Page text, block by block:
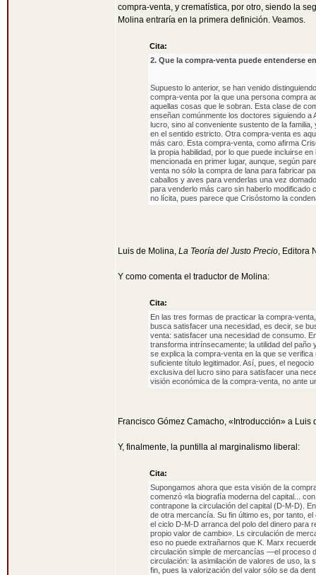
compra-venta, y crematística, por otro, siendo la
Molina entraría en la primera definición. Veamos.
Cita:
2. Que la compra-venta puede entenderse
Supuesto lo anterior, se han venido
compra-venta por la que una persona compra
aquellas cosas que le sobran. Esta clase de
enseñan comúnmente los doctores siguiendo
lucro, sino al conveniente sustento de la
en el sentido estricto. Otra compra-venta es
más caro. Esta compra-venta, como afirma
la propia habilidad, por lo que puede incluirse
mencionada en primer lugar, aunque, según
venta no sólo la compra de lana para fabricar
caballos y aves para venderlas una vez
para venderlo más caro sin haberlo modificado
no lícita, pues parece que Crisóstomo la
Luis de Molina, La Teoría del Justo Precio, Editora
Y como comenta el traductor de Molina:
Cita:
En las tres formas de practicar la compra-
busca satisfacer una necesidad, es decir, se
venta: satisfacer una necesidad de consumo.
transforma intrínsecamente; la utilidad del
se explica la compra-venta en la que se
suficiente título legitimador. Así, pues, el
exclusiva del lucro sino para satisfacer una
visión económica de la compra-venta, no ante
Francisco Gómez Camacho, «Introducción» a Luis
Y, finalmente, la puntilla al marginalismo liberal:
Cita:
Supongamos ahora que esta visión de la
comenzó «la biografía moderna del capital...
contrapone la circulación del capital (D-M-D).
de otra mercancía. Su fin último es, por tanto,
el ciclo D-M-D arranca del polo del dinero para
propio valor de cambio». Ls circulación de
eso no puede extrañarnos que K. Marx
circulación simple de mercancías —el proceso
circulación: la asimilación de valores de uso, la
fin, pues la valorización del valor sólo se da